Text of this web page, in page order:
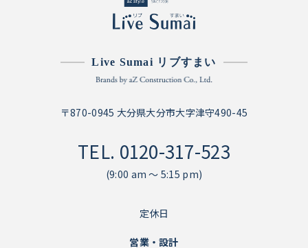
Live Sumai リブすまい
〒870-0945 大分県大分市大字津守490-45
TEL. 0120-317-523
(9:00 am ～ 5:15 pm)
定休日
営業・設計